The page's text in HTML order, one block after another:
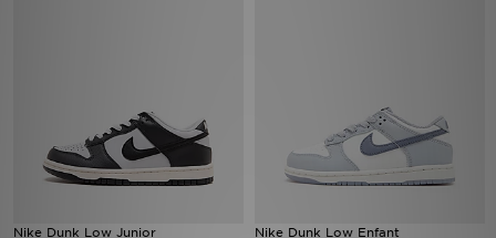
Nike Dunk Low Junior Nike Dunk Low Enfant